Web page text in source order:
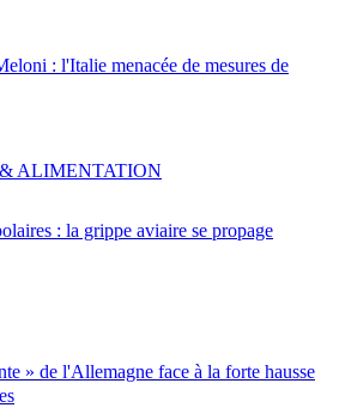
: l'Italie menacée de mesures de
: la grippe aviaire se propage
ALIMENTATION
» de l'Allemagne face à la forte hausse